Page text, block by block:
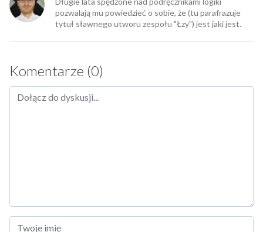
pozwalają mu powiedzieć o sobie, że (tu parafrazuje
tytuł sławnego utworu zespołu "Łzy") jest jaki jest.
Komentarze (0)